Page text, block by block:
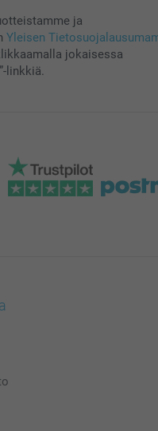
ja
Yleisen
jokaisessa
linkkiä.